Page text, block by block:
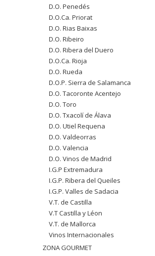
D.O. Penedés
D.O.Ca. Priorat
D.O. Rias Baixas
D.O. Ribeiro
D.O. Ribera del Duero
D.O.Ca. Rioja
D.O. Rueda
D.O.P. Sierra de Salamanca
D.O. Tacoronte Acentejo
D.O. Toro
D.O. Txacolí de Álava
D.O. Utiel Requena
D.O. Valdeorras
D.O. Valencia
D.O. Vinos de Madrid
I.G.P Extremadura
I.G.P. Ribera del Queiles
I.G.P. Valles de Sadacia
V.T. de Castilla
V.T Castilla y Léon
V.T. de Mallorca
Vinos Internacionales
ZONA GOURMET